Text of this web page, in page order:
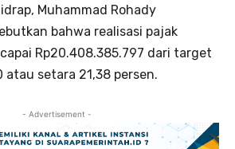
Muhammad Rohady
bahwa realisasi pajak
Rp20.408.385.797 dari target
atau setara 21,38 persen.
- Advertisement -